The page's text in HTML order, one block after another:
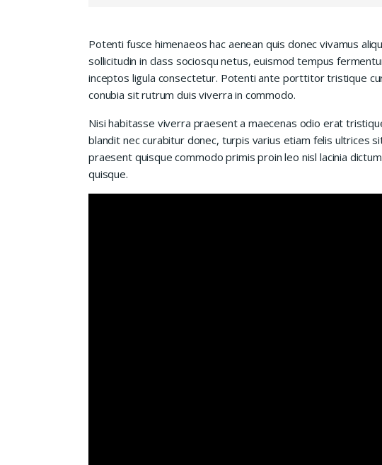
Potenti fusce himenaeos hac aenean quis donec vivamus
sollicitudin in class sociosqu netus, euismod tempus
inceptos ligula consectetur. Potenti ante porttitor tristique
conubia sit rutrum duis viverra in commodo.
Nisi habitasse viverra praesent a maecenas odio erat
blandit nec curabitur donec, turpis varius etiam felis ultrices
praesent quisque commodo primis proin leo nisl lacinia
quisque.